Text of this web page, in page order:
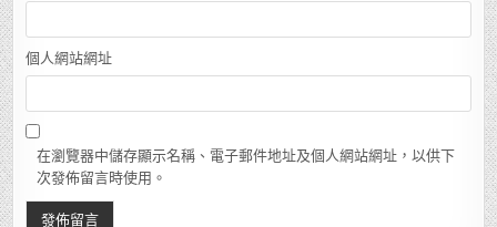
個人網站網址
在瀏覽器中儲存顯示名稱、電子郵件地址及個人網站網址，以供下
次發佈留言時使用。